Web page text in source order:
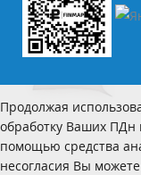
Продолжая
обработку Ваших ПДн
помощью средства
несогласия Вы